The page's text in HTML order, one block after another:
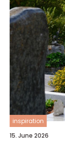
inspiration
15. June 2026